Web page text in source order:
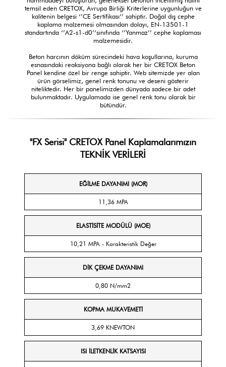
temsil eden CRETOX, Avrupa Birliği Kriterlerine uygunluğun ve
kalitenin belgesi ‘’CE Sertifikası’’ sahiptir. Doğal dış cephe
kaplama malzemesi olmasından dolayı, EN-13501-1
standartında ‘’A2-s1-d0’’sınıfında ‘’Yanmaz’’ cephe kaplaması
malzemesidir.
Beton harcının döküm sürecindeki hava koşullarına, kuruma
esnasındaki reaksiyona bağlı olarak her bir CRETOX Beton
Panel kendine özel bir renge sahiptir. Web sitemizde yer alan
ürün görselimiz, genel renk tonunu ve deseni gösterir
niteliktedir. Her bir panelimizden dünyada sadece bir adet
bulunmaktadır. Uygulamada ise genel renk tonu olarak bir
bütündür.
"FX Serisi" CRETOX Panel Kaplamalarımızın
TEKNİK VERİLERİ
EĞİLME DAYANIMI (MOR)
11,36 MPA
ELASTİSİTE MODÜLÜ (MOE)
10,21 MPA - Karakteristik Değer
DİK ÇEKME DAYANIMI
0,80 N/mm2
KOPMA MUKAVEMETİ
3,69 KNEWTON
ISI İLETKENLİK KATSAYISI